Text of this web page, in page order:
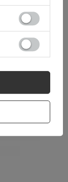
Zadaj pytanie